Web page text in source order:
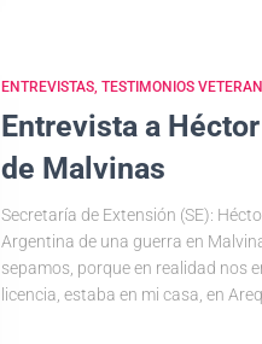
ENTREVISTAS TESTIMONIOS
Entrevista a
de Malvinas
Secretaría de Extensión (SE):
Argentina de una guerra en
sepamos, porque en realidad nos
licencia, estaba en mi casa, en